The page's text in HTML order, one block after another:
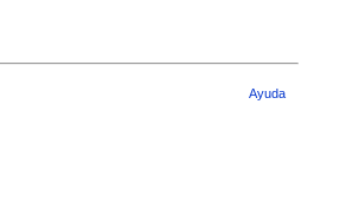
Ayuda